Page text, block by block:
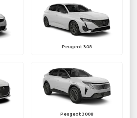
Peugeot 308
Peugeot 3008